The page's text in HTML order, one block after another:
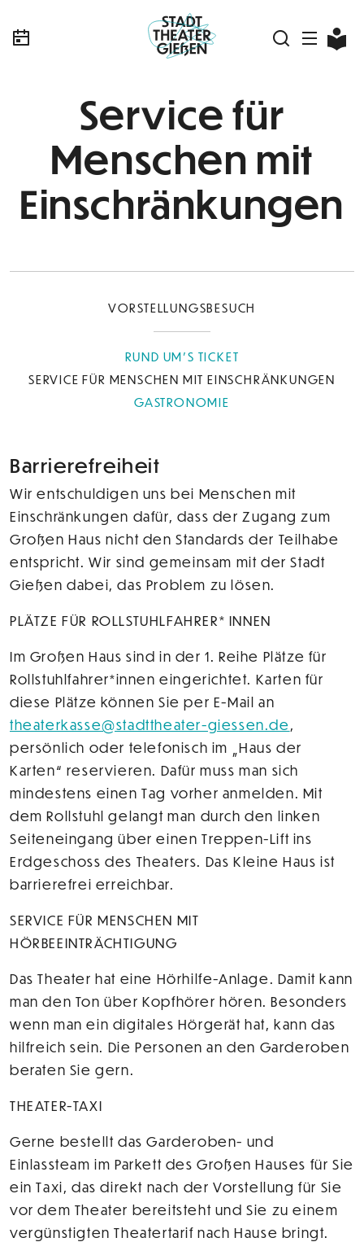
Service für
Menschen mit
Einschränkungen
VORSTELLUNGSBESUCH
RUND UM'S TICKET
SERVICE FÜR MENSCHEN MIT EINSCHRÄNKUNGEN
GASTRONOMIE
Barrierefreiheit
Wir entschuldigen uns bei Menschen mit
Einschränkungen dafür, dass der Zugang zum
Großen Haus nicht den Standards der Teilhabe
entspricht. Wir sind gemeinsam mit der Stadt
Gießen dabei, das Problem zu lösen.
PLÄTZE FÜR ROLLSTUHLFAHRER* INNEN
Im Großen Haus sind in der 1. Reihe Plätze für
Rollstuhlfahrer*innen eingerichtet. Karten für
diese Plätze können Sie per E-Mail an
theaterkasse@stadttheater-giessen.de,
persönlich oder telefonisch im „Haus der
Karten“ reservieren. Dafür muss man sich
mindestens einen Tag vorher anmelden. Mit
dem Rollstuhl gelangt man durch den linken
Seiteneingang über einen Treppen-Lift ins
Erdgeschoss des Theaters. Das Kleine Haus ist
barrierefrei erreichbar.
SERVICE FÜR MENSCHEN MIT
HÖRBEEINTRÄCHTIGUNG
Das Theater hat eine Hörhilfe-Anlage. Damit kann
man den Ton über Kopfhörer hören. Besonders
wenn man ein digitales Hörgerät hat, kann das
hilfreich sein. Die Personen an den Garderoben
beraten Sie gern.
THEATER-TAXI
Gerne bestellt das Garderoben- und
Einlassteam im Parkett des Großen Hauses für Sie
ein Taxi, das direkt nach der Vorstellung für Sie
vor dem Theater bereitsteht und Sie zu einem
vergünstigten Theatertarif nach Hause bringt.